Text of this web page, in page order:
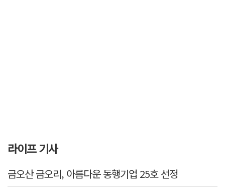
라이프 기사
금오산 금오리, 아름다운 동행기업 25호 선정